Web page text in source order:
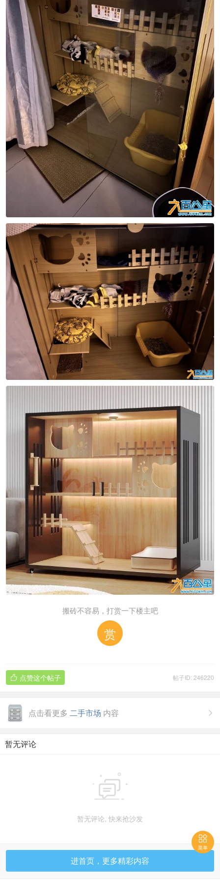
搬砖不容易，打赏一下楼主吧
赏
帖子ID: 246220
 点赞这个帖子

点击看更多 二手市场 内容
暂无评论

暂无评论, 快来抢沙发
进首页，更多精彩内容

菜单